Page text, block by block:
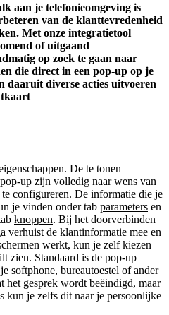
aan je telefonieomgeving is
van de klanttevredenheid
Met onze integratietool
of uitgaand
op zoek te gaan naar
die direct in een pop-up op je
daaruit diverse acties uitvoeren
De te tonen
up zijn volledig naar wens van
configureren. De informatie die je
je vinden onder tab parameters en
knoppen. Bij het doorverbinden
verhuist de klantinformatie mee en
werkt, kun je zelf kiezen
zien. Standaard is de pop-up
softphone, bureautoestel of ander
het gesprek wordt beëindigd, maar
kun je zelfs dit naar je persoonlijke